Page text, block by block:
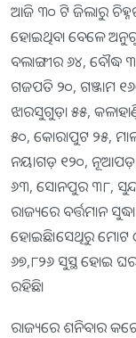
ଆଜି ୩୦ ଟି ଜିଲାରୁ ଚିହ୍ନଟ
ହୋଇଥିବା ବେଳେ
ବଲାଙ୍ଗୀର ୬୪,
ଗଜପତି ୨୦, ଗଞ୍ଜାମ
ଝାରସୁଗୁଡ଼ା ୫୫,
୫୦, କୋରାପୁଟ ୨୫,
ନୟାଗଡ଼ ୧୨୦,
୬୩, ସୋନପୁର ୩୮,
ରାଜ୍ୟରେ ବର୍ତ୍ତମାନ
ହୋଇଛି।ସେଥିରୁ ମୋଟ
୬୭,୮୨୬ ସୁସ୍ଥ ହୋଇ
ରହିଛି।
ରାଜ୍ୟରେ ଶନିବାର